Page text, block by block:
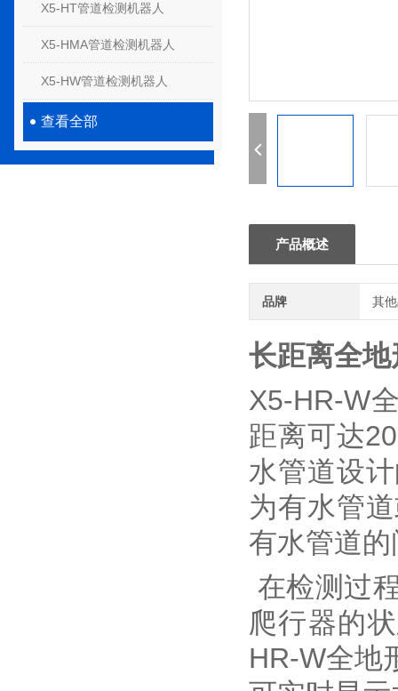
X5-HT管道检测机器人
X5-HMA管道检测机器人
X5-HW管道检测机器人
查看全部
产品概述
品牌 其
长距离全
X5-HR-W
距离可达
水管道设
为有水管
有水管道
在检测过
爬行器的
HR-W全地